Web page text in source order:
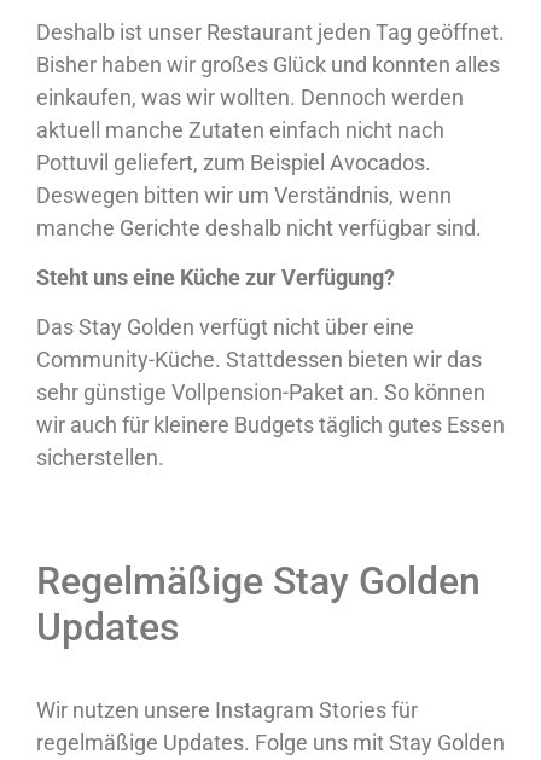
Deshalb ist unser Restaurant jeden Tag geöffnet.
Bisher haben wir großes Glück und konnten alles
einkaufen, was wir wollten. Dennoch werden
aktuell manche Zutaten einfach nicht nach
Pottuvil geliefert, zum Beispiel Avocados.
Deswegen bitten wir um Verständnis, wenn
manche Gerichte deshalb nicht verfügbar sind.
Steht uns eine Küche zur Verfügung?
Das Stay Golden verfügt nicht über eine
Community-Küche. Stattdessen bieten wir das
sehr günstige Vollpension-Paket an. So können
wir auch für kleinere Budgets täglich gutes Essen
sicherstellen.
Regelmäßige Stay Golden
Updates
Wir nutzen unsere Instagram Stories für
regelmäßige Updates. Folge uns mit Stay Golden